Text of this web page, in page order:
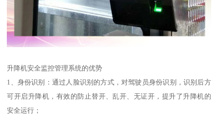
升降机安全监控管理系统的优势
1、身份识别：通过人脸识别的方式，对驾驶员身份识别，识别后方
可开启升降机，有效的防止替开、乱开、无证开，提升了升降机的
安全运行；